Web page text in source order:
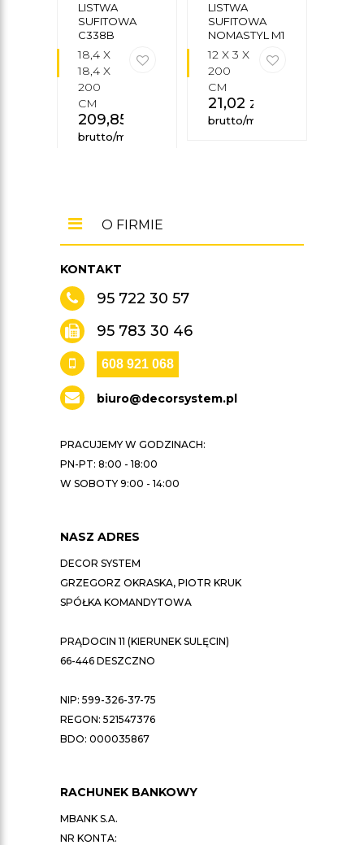
LISTWA
SUFITOWA
C338B
18,4 X
18,4 X
200
CM
209,85
brutto/mb
LISTWA
SUFITOWA
NOMASTYL M1
NMC
12 X 3 X
200
CM
21,02 zł
brutto/mb
KONTAKT
95 722 30 57
95 783 30 46
608 921 068
biuro@decorsystem.pl
PRACUJEMY W GODZINACH:
PN-PT: 8:00 - 18:00
W SOBOTY 9:00 - 14:00
NASZ ADRES
DECOR SYSTEM
GRZEGORZ OKRASKA, PIOTR KRUK
SPÓŁKA KOMANDYTOWA
PRĄDOCIN 11 (KIERUNEK SULĘCIN)
66-446 DESZCZNO
NIP: 599-326-37-75
REGON: 521547376
BDO: 000035867
O FIRMIE
RACHUNEK BANKOWY
MBANK S.A.
NR KONTA: